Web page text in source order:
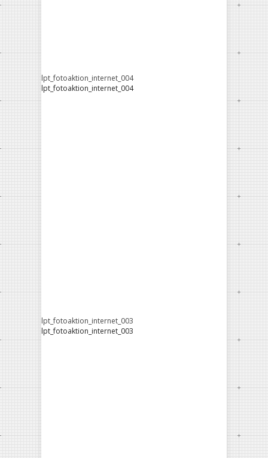
lpt_fotoaktion_internet_004
lpt_fotoaktion_internet_004
lpt_fotoaktion_internet_003
lpt_fotoaktion_internet_003